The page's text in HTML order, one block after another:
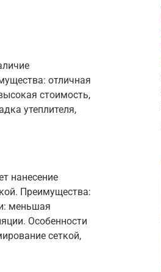
отличная
стоимость,
утеплителя,
нанесение
Преимущества:
меньшая
Особенности
сеткой,